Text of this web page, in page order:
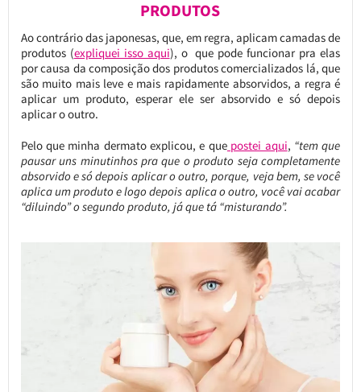
PRODUTOS
Ao contrário das japonesas, que, em regra, aplicam camadas de
produtos (expliquei isso aqui), o que pode funcionar pra elas
por causa da composição dos produtos comercializados lá, que
são muito mais leve e mais rapidamente absorvidos, a regra é
aplicar um produto, esperar ele ser absorvido e só depois
aplicar o outro.
Pelo que minha dermato explicou, e quepostei aqui, “tem que
pausar uns minutinhos pra que o produto seja completamente
absorvido e só depois aplicar o outro, porque, veja bem, se você
aplica um produto e logo depois aplica o outro, você vai acabar
“diluindo” o segundo produto, já que tá “misturando”.